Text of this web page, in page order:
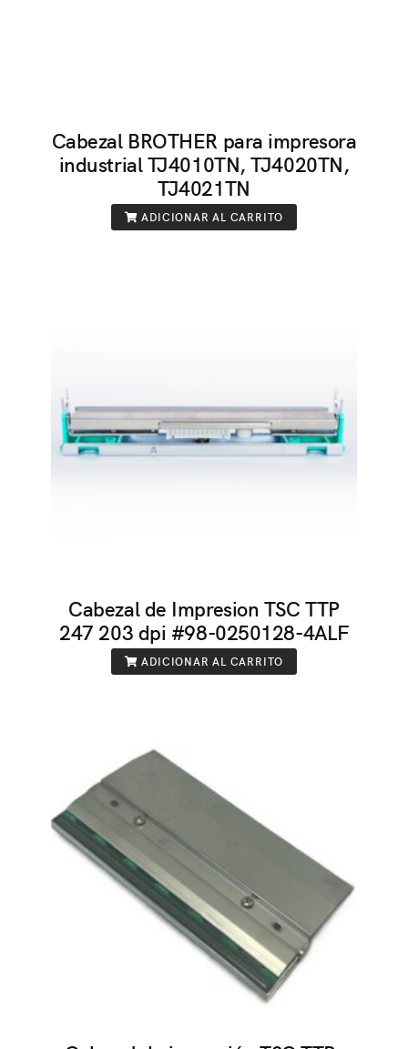
Cabezal BROTHER para impresora
industrial TJ4010TN, TJ4020TN,
TJ4021TN
ADICIONAR AL CARRITO
Cabezal de Impresion TSC TTP
247 203 dpi #98-0250128-4ALF
ADICIONAR AL CARRITO